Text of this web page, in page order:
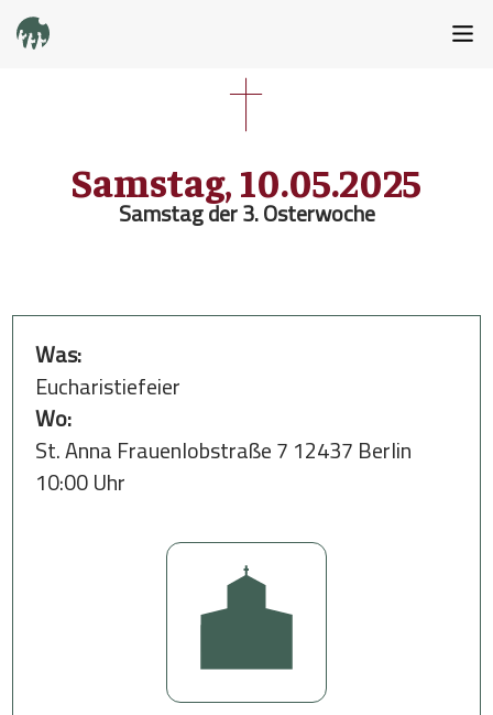
Samstag, 10.05.2025
Samstag der 3. Osterwoche
Was:
Eucharistiefeier
Wo:
St. Anna Frauenlobstraße 7 12437 Berlin
10:00 Uhr